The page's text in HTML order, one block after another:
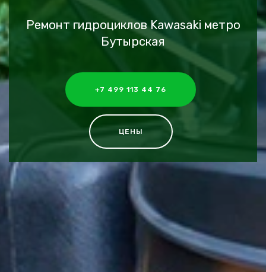
Ремонт гидроциклов Kawasaki метро
Бутырская
+7 499 113 44 76
ЦЕНЫ